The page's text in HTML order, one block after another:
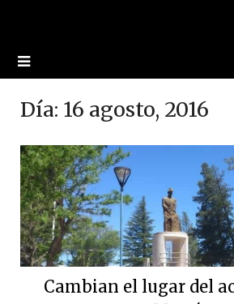
Día: 16 agosto, 2016
Cambian el lugar del